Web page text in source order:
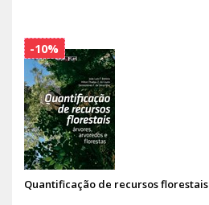
Quantificação de recursos florestais
-10%